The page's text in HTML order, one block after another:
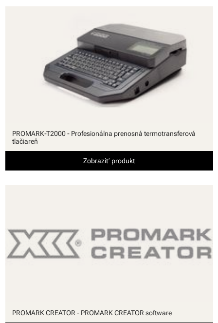
PROMARK-T2000 - Profesionálna prenosná termotransferová
tlačiareň
Zobraziť produkt
PROMARK CREATOR - PROMARK CREATOR software